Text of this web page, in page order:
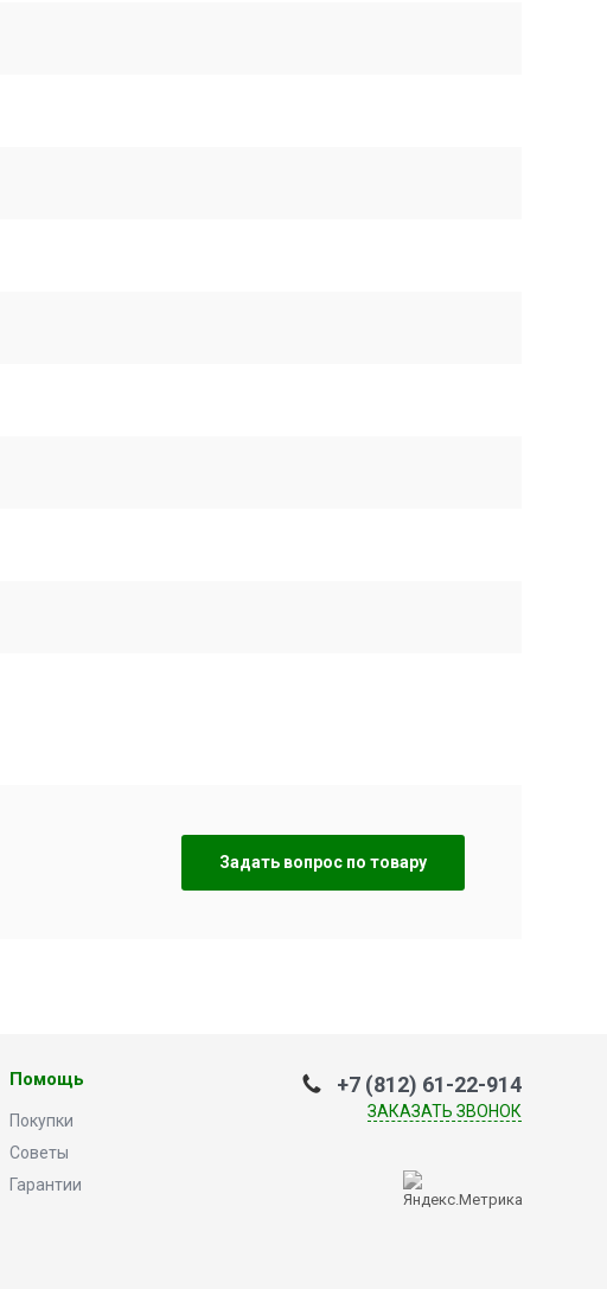
Задать вопрос по товару
Помощь
Покупки
Советы
Гарантии
+7 (812) 61-22-914
ЗАКАЗАТЬ ЗВОНОК